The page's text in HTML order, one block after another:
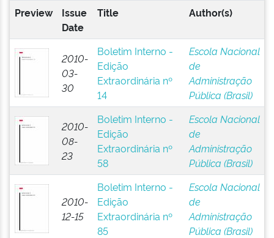
Preview
Issue
Date
Title Author(s)
2010-
03-
30
Boletim Interno -
Edição
Extraordinária nº
14
Escola Nacional
de
Administração
Pública (Brasil)
2010-
08-
23
Boletim Interno -
Edição
Extraordinária nº
58
Escola Nacional
de
Administração
Pública (Brasil)
2010-
12-15
Boletim Interno -
Edição
Extraordinária nº
85
Escola Nacional
de
Administração
Pública (Brasil)